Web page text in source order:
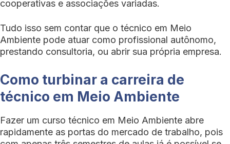
cooperativas e associações variadas.
Tudo isso sem contar que o técnico em Meio
Ambiente pode atuar como profissional autônomo,
prestando consultoria, ou abrir sua própria empresa.
Como turbinar a carreira de
técnico em Meio Ambiente
Fazer um curso técnico em Meio Ambiente abre
rapidamente as portas do mercado de trabalho, pois